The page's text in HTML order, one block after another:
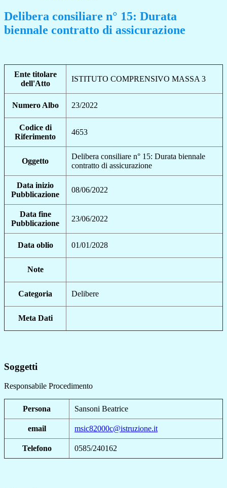
Delibera consiliare n° 15: Durata
biennale contratto di assicurazione
Ente titolare
dell'Atto
ISTITUTO COMPRENSIVO MASSA 3
Numero Albo 23/2022
Codice di
Riferimento
4653
Oggetto
Delibera consiliare n° 15: Durata biennale
contratto di assicurazione
Data inizio
Pubblicazione
08/06/2022
Data fine
Pubblicazione
23/06/2022
Data oblio 01/01/2028
Note
Categoria Delibere
Meta Dati
Soggetti
Responsabile Procedimento
Persona Sansoni Beatrice
email msic82000c@istruzione.it
Telefono 0585/240162